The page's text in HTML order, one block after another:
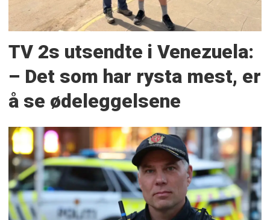
TV 2s utsendte i Venezuela:
– Det som har rysta mest, er
å se ødeleggelsene